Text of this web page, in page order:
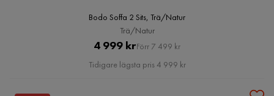
Bodo Soffa 2 Sits, Trä/Natur
Trä/Natur
Pris
4 999 krOriginal
Pris
Förr 7 499 kr
Tidigare lägsta pris 4 999 kr